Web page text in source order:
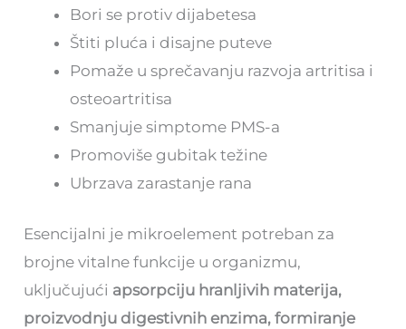
Bori se protiv dijabetesa
Štiti pluća i disajne puteve
Pomaže u sprečavanju razvoja artritisa i
osteoartritisa
Smanjuje simptome PMS-a
Promoviše gubitak težine
Ubrzava zarastanje rana
Esencijalni je mikroelement potreban za
brojne vitalne funkcije u organizmu,
uključujući apsorpciju hranljivih materija,
proizvodnju digestivnih enzima, formiranje